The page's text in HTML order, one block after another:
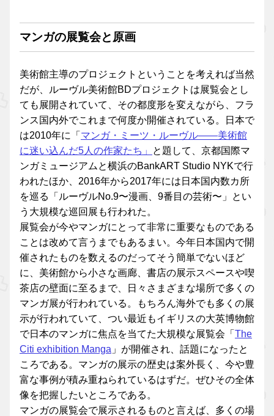
マンガの展覧会と原画
美術館主導のプロジェクトということを考えれば当然
だが、ルーヴル美術館BDプロジェクトは展覧会とし
ても展開されていて、その都度形を変えながら、フラ
ンス国内外でこれまで何度か開催されている。日本で
は2010年に「 マンガ・ミーツ・ルーヴル――美術館
に迷い込んだ5人の作家たち」
と題して、京都国際マ
ンガミュージアムと横浜のBankART Studio NYKで行
われたほか、2016年から2017年には日本国内数カ所
を巡る「ルーヴルNo.9〜漫画、9番目の芸術〜」とい
う大規模な巡回展も行われた。
展覧会が今やマンガにとって非常に重要なものである
ことは改めて言うまでもあるまい。今年日本国内で開
催されたものを数えるのだってそう簡単でないほど
に、美術館から小さな画廊、書店の展示スペースや喫
茶店の壁面に至るまで、日々さまざまな場所で多くの
マンガ展が行われている。もちろん海外でも多くの展
示が行われていて、つい最近もイギリスの大英博物館
で日本のマンガに焦点を当てた大規模な展覧会「 The
Citi exhibition Manga 」が開催され、話題になったと
ころである。マンガの展示の歴史は案外長く、今や豊
富な事例が積み重ねられているはずだ。ぜひその全体
像を把握したいところである。
マンガの展覧会で展示されるものと言えば、多くの場